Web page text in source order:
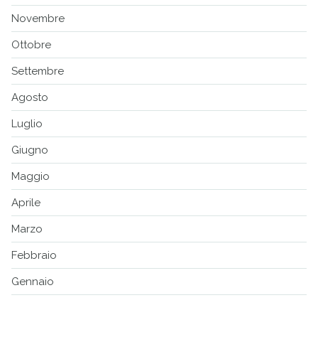
Novembre
Ottobre
Settembre
Agosto
Luglio
Giugno
Maggio
Aprile
Marzo
Febbraio
Gennaio